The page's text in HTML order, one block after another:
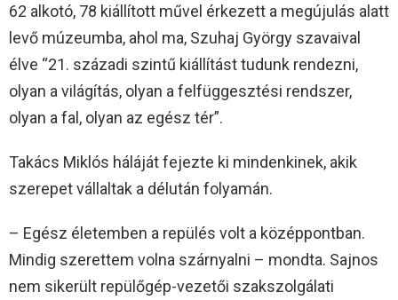
62 alkotó, 78 kiállított művel érkezett a megújulás alatt
levő múzeumba, ahol ma, Szuhaj György szavaival
élve “21. századi szintű kiállítást tudunk rendezni,
olyan a világítás, olyan a felfüggesztési rendszer,
olyan a fal, olyan az egész tér”.
Takács Miklós háláját fejezte ki mindenkinek, akik
szerepet vállaltak a délután folyamán.
– Egész életemben a repülés volt a középpontban.
Mindig szerettem volna szárnyalni – mondta. Sajnos
nem sikerült repülőgép-vezetői szakszolgálati